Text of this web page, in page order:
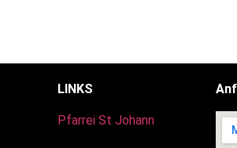
LINKS
Pfarrei St Johann